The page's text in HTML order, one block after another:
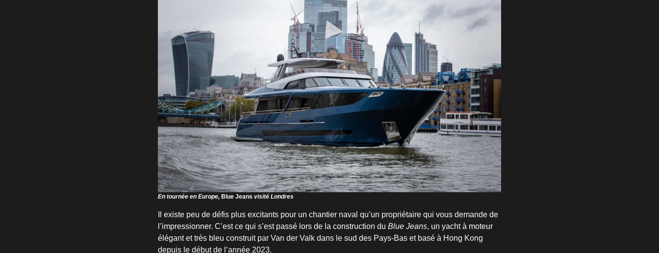
En tournée en Europe, Blue Jeans visité Londres
Il existe peu de défis plus excitants pour un chantier naval qu’un propriétaire qui vous demande de
l’impressionner. C’est ce qui s’est passé lors de la construction du Blue Jeans, un yacht à moteur
élégant et très bleu construit par Van der Valk dans le sud des Pays-Bas et basé à Hong Kong
depuis le début de l’année 2023.